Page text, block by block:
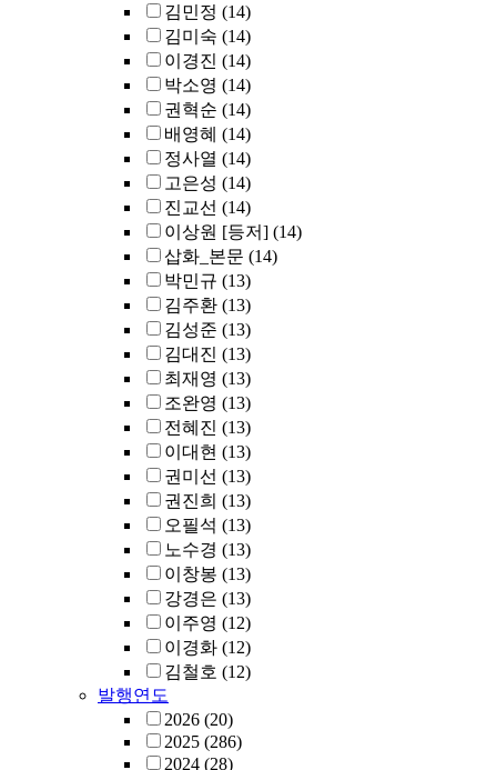
김민정 (14)
김미숙 (14)
이경진 (14)
박소영 (14)
권혁순 (14)
배영혜 (14)
정사열 (14)
고은성 (14)
진교선 (14)
이상원 [등저] (14)
삽화_본문 (14)
박민규 (13)
김주환 (13)
김성준 (13)
김대진 (13)
최재영 (13)
조완영 (13)
전혜진 (13)
이대현 (13)
권미선 (13)
권진희 (13)
오필석 (13)
노수경 (13)
이창봉 (13)
강경은 (13)
이주영 (12)
이경화 (12)
김철호 (12)
발행연도
2026 (20)
2025 (286)
2024 (28)